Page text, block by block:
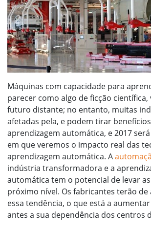
Máquinas com capacidade para
parecer como algo de ficção científica,
futuro distante; no entanto, muitas
afetadas pela, e podem tirar
aprendizagem automática, e 2017
em que veremos o impacto real das
aprendizagem automática. A
indústria transformadora e a
automática tem o potencial de levar
próximo nível. Os fabricantes terão
essa tendência, o que está a
antes a sua dependência dos centros